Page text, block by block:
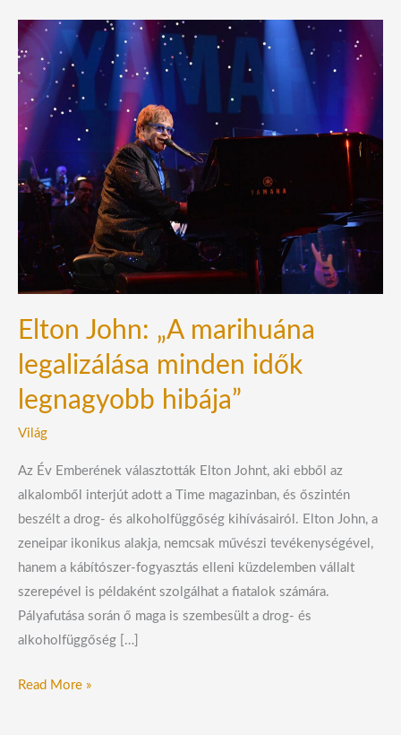
Elton John: „A marihuána
legalizálása minden idők
legnagyobb hibája”
Világ
Az Év Emberének választották Elton Johnt, aki ebből az
alkalomből interjút adott a Time magazinban, és őszintén
beszélt a drog- és alkoholfüggőség kihívásairól. Elton John, a
zeneipar ikonikus alakja, nemcsak művészi tevékenységével,
hanem a kábítószer-fogyasztás elleni küzdelemben vállalt
szerepével is példaként szolgálhat a fiatalok számára.
Pályafutása során ő maga is szembesült a drog- és
alkoholfüggőség […]
Elton
John:
„A
marihuána
legalizálása
idők
legnagyobb
hibája”
Read More »